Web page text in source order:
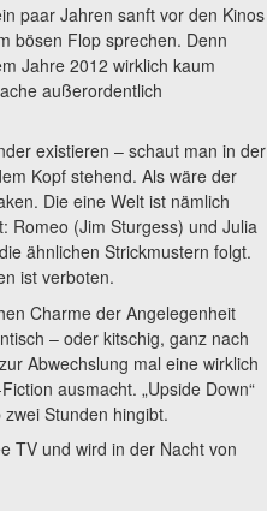
paar Jahren sanft vor den Kinos
bösen Flop sprechen. Denn
Jahre 2012 wirklich kaum
außerordentlich
existieren – schaut man in der
Kopf stehend. Als wäre der
Die eine Welt ist nämlich
Romeo (Jim Sturgess) und Julia
ähnlichen Strickmustern folgt.
ist verboten.
Charme der Angelegenheit
– oder kitschig, ganz nach
Abwechslung mal eine wirklich
ausmacht. „Upside Down“
Stunden hingibt.
TV und wird in der Nacht von